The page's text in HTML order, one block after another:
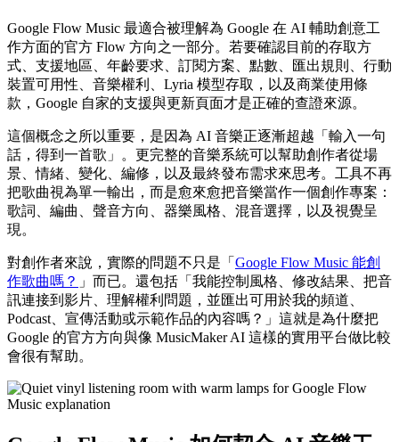
Google Flow Music 最適合被理解為 Google 在 AI 輔助創意工
作方面的官方 Flow 方向之一部分。若要確認目前的存取方
式、支援地區、年齡要求、訂閱方案、點數、匯出規則、行動
裝置可用性、音樂權利、Lyria 模型存取，以及商業使用條
款，Google 自家的支援與更新頁面才是正確的查證來源。
這個概念之所以重要，是因為 AI 音樂正逐漸超越「輸入一句
話，得到一首歌」。更完整的音樂系統可以幫助創作者從場
景、情緒、變化、編修，以及最終發布需求來思考。工具不再
把歌曲視為單一輸出，而是愈來愈把音樂當作一個創作專案：
歌詞、編曲、聲音方向、器樂風格、混音選擇，以及視覺呈
現。
對創作者來說，實際的問題不只是「 Google Flow Music 能創
作歌曲嗎？ 」而已。還包括「我能控制風格、修改結果、把音
訊連接到影片、理解權利問題，並匯出可用於我的頻道、
Podcast、宣傳活動或示範作品的內容嗎？」這就是為什麼把
Google 的官方方向與像 MusicMaker AI 這樣的實用平台做比較
會很有幫助。